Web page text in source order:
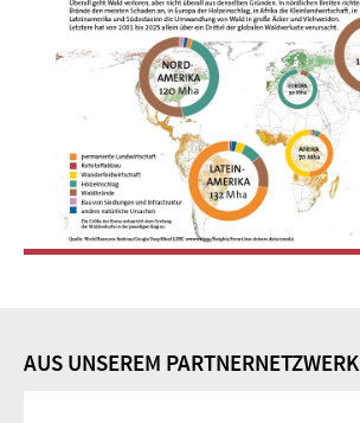
AUS UNSEREM PARTNERNETZWERK